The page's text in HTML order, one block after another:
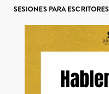
SESIONES PARA ESCRITORES